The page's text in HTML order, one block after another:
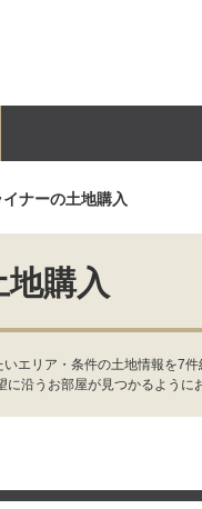
業投資用
ナーの土地購入
購入
エリア・条件の土地情報を7
沿うお部屋が見つかるように